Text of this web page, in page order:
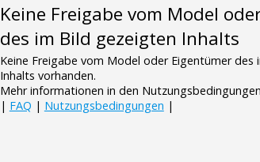
Keine Freigabe vom Model
des im Bild gezeigten Inhalts
Keine Freigabe vom Model oder Eigentümer des
Inhalts vorhanden.
Mehr informationen in den
| FAQ | Nutzungsbedingungen |